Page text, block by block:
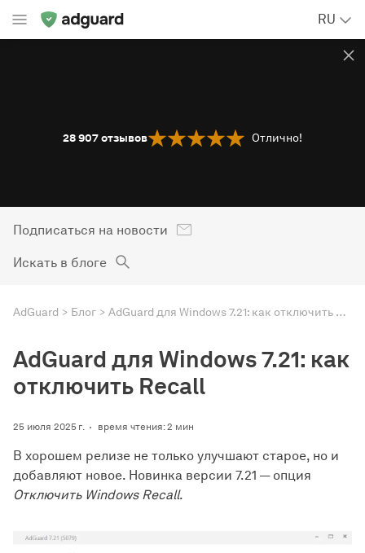
RU
28 907отзывов Отлично!
Подписаться на новости
Искать в блоге
AdGuard Блог AdGuard для Windows 7.21: как отключить Recall
AdGuard для Windows 7.21: как
отключить Recall
25 июля 2025 г. время чтения: 2 мин
В хорошем релизе не только улучшают старое, но и
добавляют новое. Новинка версии 7.21 — опция
Отключить Windows Recall.